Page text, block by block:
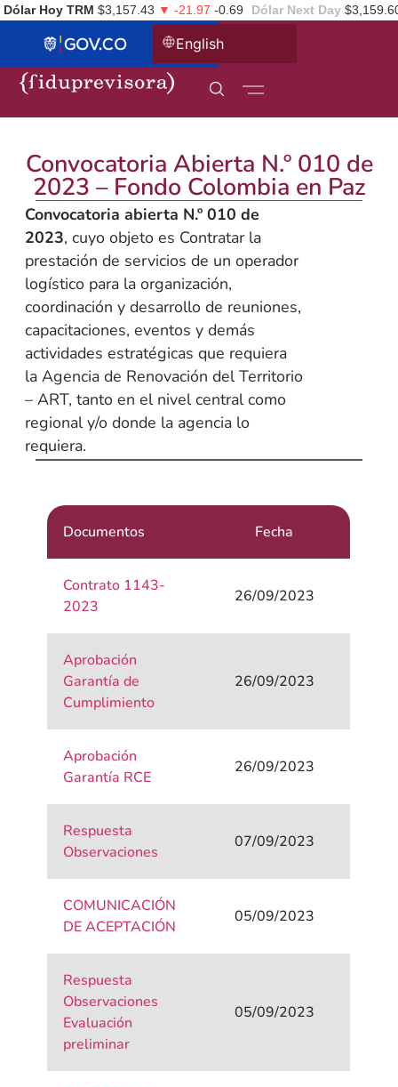
Dólar Hoy TRM $3,157.43 ▼ -21.97 -0.69 Dólar Next Day
English
Convocatoria Abierta N.º 010 de
2023 – Fondo Colombia en Paz
Convocatoria abierta N.º 010 de
2023, cuyo objeto es Contratar la
prestación de servicios de un operador
logístico para la organización,
coordinación y desarrollo de reuniones,
capacitaciones, eventos y demás
actividades estratégicas que requiera
la Agencia de Renovación del Territorio
– ART, tanto en el nivel central como
regional y/o donde la agencia lo
requiera.
Documentos Fecha
Contrato 1143-
2023
26/09/2023
Aprobación
Garantía de
Cumplimiento
26/09/2023
Aprobación
Garantía RCE
26/09/2023
Respuesta
Observaciones
07/09/2023
COMUNICACIÓN
DE ACEPTACIÓN
05/09/2023
Respuesta
Observaciones
Evaluación
preliminar
05/09/2023